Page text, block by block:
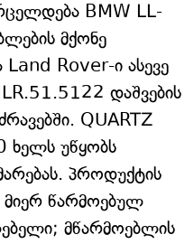
BMW LL-
მქონე
Rover-ი ასევე
დაშვების
QUARTZ
ხელს უწყობს
პროდუქტის
მიერ წარმოებულ
მწარმოებლის